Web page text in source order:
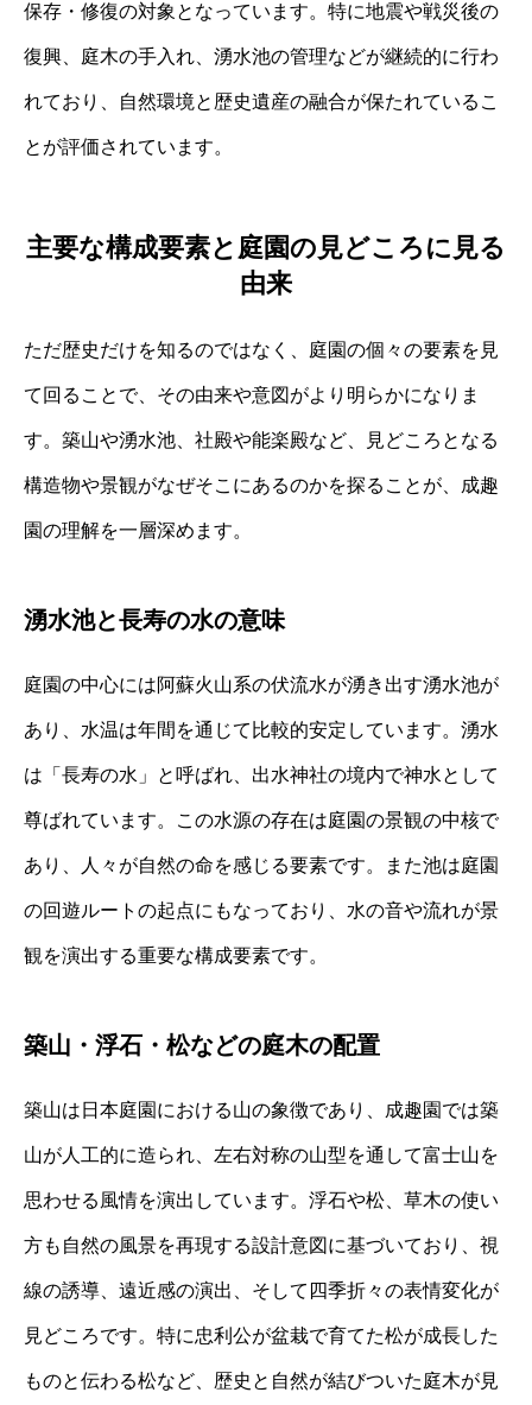
保存・修復の対象となっています。特に地震や戦災後の
復興、庭木の手入れ、湧水池の管理などが継続的に行わ
れており、自然環境と歴史遺産の融合が保たれているこ
とが評価されています。
主要な構成要素と庭園の見どころに見る
由来
ただ歴史だけを知るのではなく、庭園の個々の要素を見
て回ることで、その由来や意図がより明らかになりま
す。築山や湧水池、社殿や能楽殿など、見どころとなる
構造物や景観がなぜそこにあるのかを探ることが、成趣
園の理解を一層深めます。
湧水池と長寿の水の意味
庭園の中心には阿蘇火山系の伏流水が湧き出す湧水池が
あり、水温は年間を通じて比較的安定しています。湧水
は「長寿の水」と呼ばれ、出水神社の境内で神水として
尊ばれています。この水源の存在は庭園の景観の中核で
あり、人々が自然の命を感じる要素です。また池は庭園
の回遊ルートの起点にもなっており、水の音や流れが景
観を演出する重要な構成要素です。
築山・浮石・松などの庭木の配置
築山は日本庭園における山の象徴であり、成趣園では築
山が人工的に造られ、左右対称の山型を通して富士山を
思わせる風情を演出しています。浮石や松、草木の使い
方も自然の風景を再現する設計意図に基づいており、視
線の誘導、遠近感の演出、そして四季折々の表情変化が
見どころです。特に忠利公が盆栽で育てた松が成長した
ものと伝わる松など、歴史と自然が結びついた庭木が見